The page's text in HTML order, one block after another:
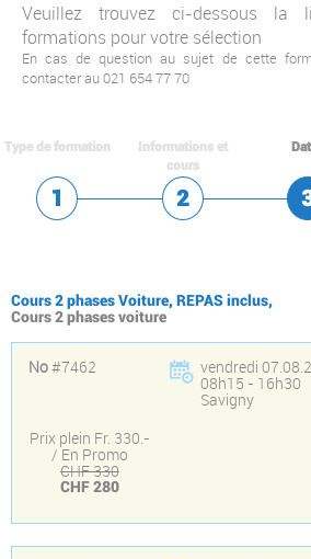
Veuillez trouvez ci-dessous la
formations pour votre sélection
En cas de question au sujet de cette
contacter au021 654 77 70
Type de formation
Informations et
cours
Cours 2 phases Voiture, REPAS inclus,
Cours 2 phases voiture
No#7462 vendredi
08h15 - 16h30
Savigny
Prix plein Fr. 330.-
/ En Promo
CHF 330
CHF 280